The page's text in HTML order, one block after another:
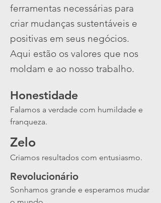
ferramentas necessárias para
criar mudanças sustentáveis e
positivas em seus negócios.
Aqui estão os valores que nos
moldam e ao nosso trabalho.
Honestidade
Falamos a verdade com humildade e
franqueza.
Zelo
Criamos resultados com entusiasmo.
Revolucionário
Sonhamos grande e esperamos mudar